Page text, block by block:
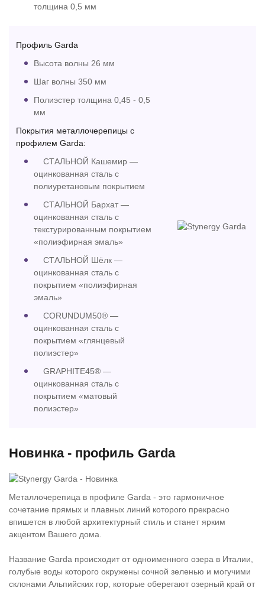
толщина 0,5 мм
Профиль Garda
Высота волны 26 мм
Шаг волны 350 мм
Полиэстер толщина 0,45 - 0,5
мм
Покрытия металлочерепицы с
профилем Garda:
СТАЛЬНОЙ Кашемир —
оцинкованная сталь с
полиуретановым покрытием
СТАЛЬНОЙ Бархат —
оцинкованная сталь с
текстурированным покрытием
«полиэфирная эмаль»
СТАЛЬНОЙ Шёлк —
оцинкованная сталь с
покрытием «полиэфирная
эмаль»
CORUNDUM50® —
оцинкованная сталь с
покрытием «глянцевый
полиэстер»
GRAPHITE45® —
оцинкованная сталь с
покрытием «матовый
полиэстер»
Новинка - профиль Garda
Металлочерепица в профиле Garda - это гармоничное
сочетание прямых и плавных линий которого прекрасно
впишется в любой архитектурный стиль и станет ярким
акцентом Вашего дома.
Название Garda происходит от одноименного озера в Италии,
голубые воды которого окружены сочной зеленью и могучими
склонами Альпийских гор, которые оберегают озерный край от